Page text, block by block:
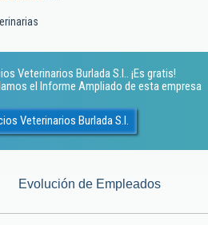
Veterinarios Burlada S.l.. ¡Es gratis!
el Informe Ampliado de esta empresa
Veterinarios Burlada S.l.
Evolución de Empleados